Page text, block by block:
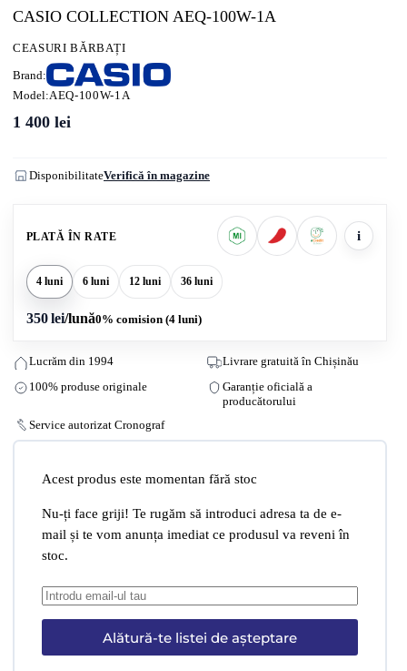
CASIO COLLECTION AEQ-100W-1A
CEASURI BĂRBAȚI
Brand:
Model:AEQ-100W-1A
1 400 lei
DisponibilitateVerifică în magazine
PLATĂ ÎN RATE i
4 luni 6 luni 12 luni 36 luni
350 lei/lună0% comision (4 luni)
Lucrăm din 1994
Livrare gratuită în Chișinău
100% produse originale
Garanție oficială a
producătorului
Service autorizat Cronograf
Acest produs este momentan fără stoc
Nu-ți face griji! Te rugăm să introduci adresa ta de e-
mail și te vom anunța imediat ce produsul va reveni în
stoc.
Alătură-te listei de așteptare